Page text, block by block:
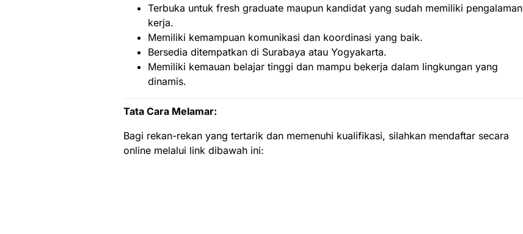
Terbuka untuk fresh graduate maupun kandidat yang sudah memiliki pengalaman
kerja.
Memiliki kemampuan komunikasi dan koordinasi yang baik.
Bersedia ditempatkan di Surabaya atau Yogyakarta.
Memiliki kemauan belajar tinggi dan mampu bekerja dalam lingkungan yang
dinamis.
Tata Cara Melamar:
Bagi rekan-rekan yang tertarik dan memenuhi kualifikasi, silahkan mendaftar secara
online melalui link dibawah ini: